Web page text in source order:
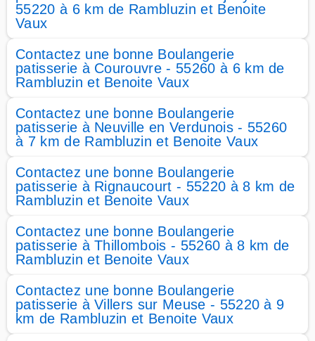
55220 à 6 km de Rambluzin et Benoite
Vaux
Contactez une bonne Boulangerie
patisserie à Courouvre - 55260 à 6 km de
Rambluzin et Benoite Vaux
Contactez une bonne Boulangerie
patisserie à Neuville en Verdunois - 55260
à 7 km de Rambluzin et Benoite Vaux
Contactez une bonne Boulangerie
patisserie à Rignaucourt - 55220 à 8 km de
Rambluzin et Benoite Vaux
Contactez une bonne Boulangerie
patisserie à Thillombois - 55260 à 8 km de
Rambluzin et Benoite Vaux
Contactez une bonne Boulangerie
patisserie à Villers sur Meuse - 55220 à 9
km de Rambluzin et Benoite Vaux